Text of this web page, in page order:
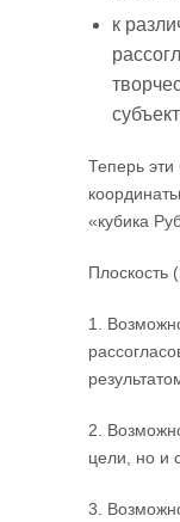
к
Теперь эти
«кубика
Плоскость
1.
2.
цели, но и
3.